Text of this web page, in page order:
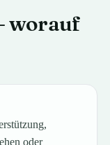
worauf
oder